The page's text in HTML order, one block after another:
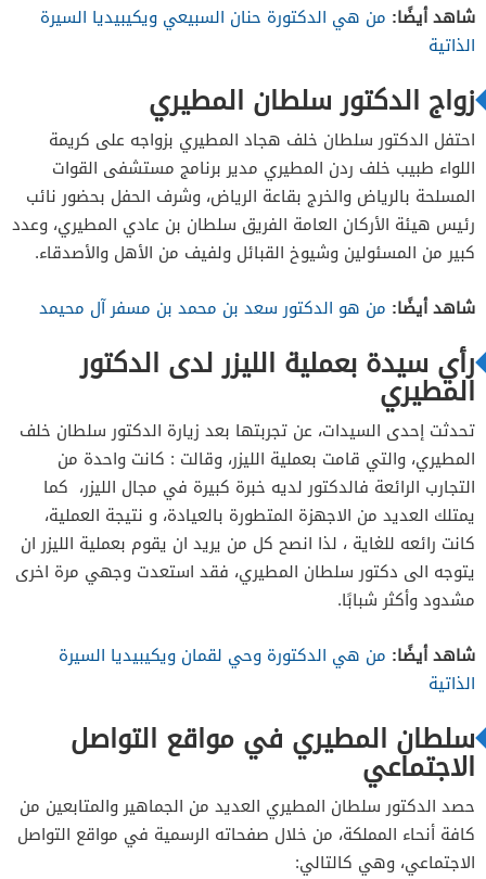
شاهد أيضًا: من هي الدكتورة حنان السبيعي ويكيبيديا السيرة
الذاتية
زواج الدكتور سلطان المطيري
احتفل الدكتور سلطان خلف هجاد المطيري بزواجه على كريمة
اللواء طبيب خلف ردن المطيري مدير برنامج مستشفى القوات
المسلحة بالرياض والخرج بقاعة الرياض، وشرف الحفل بحضور نائب
رئيس هيئة الأركان العامة الفريق سلطان بن عادي المطيري، وعدد
كبير من المسئولين وشيوخ القبائل ولفيف من الأهل والأصدقاء.
شاهد أيضًا: من هو الدكتور سعد بن محمد بن مسفر آل محيمد
رأي سيدة بعملية الليزر لدى الدكتور
المطيري
تحدثت إحدى السيدات، عن تجربتها بعد زيارة الدكتور سلطان خلف
المطيري، والتي قامت بعملية الليزر، وقالت : كانت واحدة من
التجارب الرائعة فالدكتور لديه خبرة كبيرة في مجال الليزر، كما
يمتلك العديد من الاجهزة المتطورة بالعيادة، و نتيجة العملية،
كانت رائعه للغاية ، لذا انصح كل من يريد ان يقوم بعملية الليزر ان
يتوجه الى دكتور سلطان المطيري، فقد استعدت وجهي مرة اخرى
مشدود وأكثر شبابًا.
شاهد أيضًا: من هي الدكتورة وحي لقمان ويكيبيديا السيرة
الذاتية
سلطان المطيري في مواقع التواصل
الاجتماعي
حصد الدكتور سلطان المطيري العديد من الجماهير والمتابعين من
كافة أنحاء المملكة، من خلال صفحاته الرسمية في مواقع التواصل
الاجتماعي، وهي كالتالي: